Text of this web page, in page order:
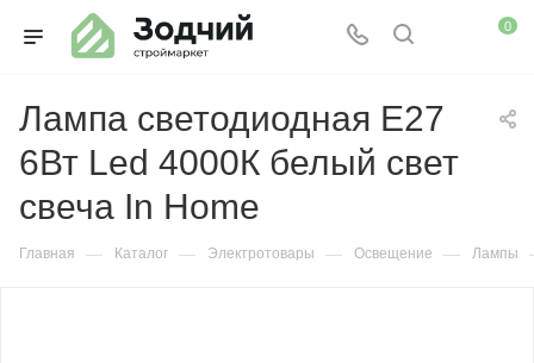
0
Лампа светодиодная Е27
6Вт Led 4000К белый свет
свеча In Home
Главная — Каталог — Электротовары — Освещение — Лампы